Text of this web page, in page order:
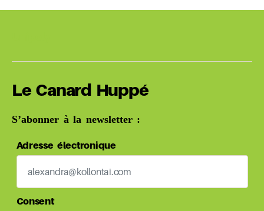
Le Canard Huppé
S’abonner à la newsletter :
Adresse électronique
Consent